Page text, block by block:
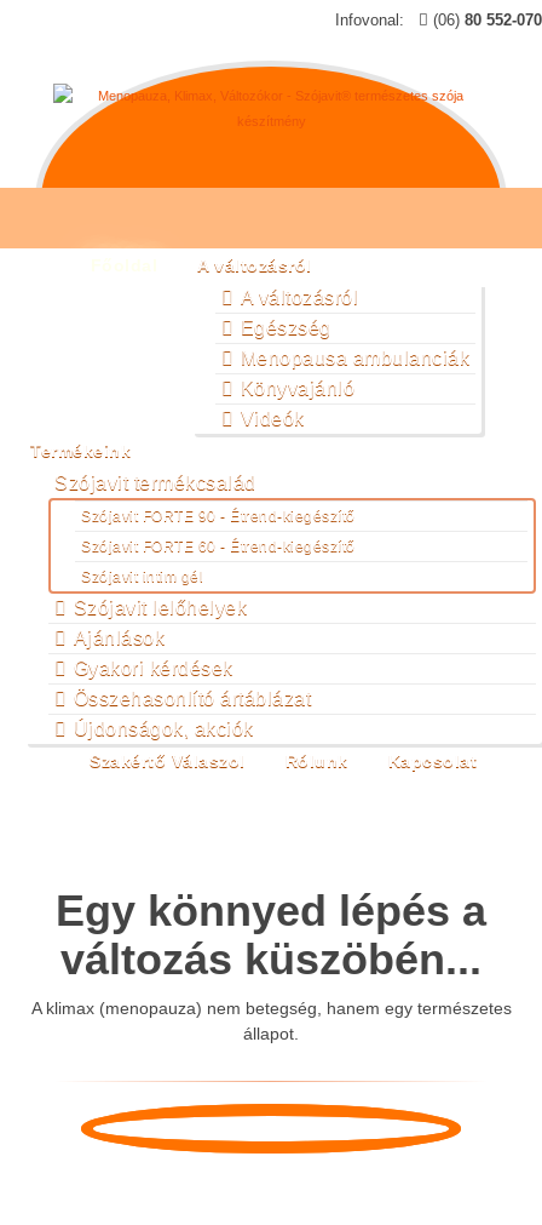
Infovonal: (06) 80 552-070
A változásról
A változásról
Egészség
Menopausa ambulanciák
Könyvajánló
Videók
Termékeink
Szójavit termékcsalád
Szójavit FORTE 90 - Étrend-kiegészítő
Szójavit FORTE 60 - Étrend-kiegészítő
Szójavit intim gél
Szójavit lelőhelyek
Ajánlások
Gyakori kérdések
Összehasonlító ártáblázat
Újdonságok, akciók
Szakértő Válaszol Rólunk Kapcsolat
Egy könnyed lépés a
változás küszöbén...
A klimax (menopauza) nem betegség, hanem egy természetes
állapot.